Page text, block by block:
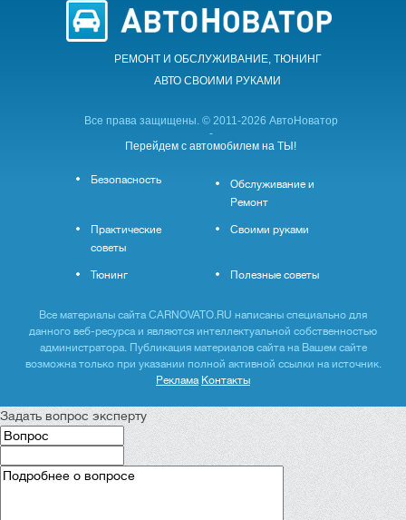
РЕМОНТ И ОБСЛУЖИВАНИЕ, ТЮНИНГ
АВТО CВОИМИ РУКАМИ
Все права защищены. © 2011-2026 АвтоНоватор
-
Перейдем с автомобилем на ТЫ!
Безопасность
Обслуживание и
Ремонт
Практические
советы
Своими руками
Тюнинг Полезные советы
Все материалы сайта CARNOVATO.RU написаны специально для
данного веб-ресурса и являются интеллектуальной собственностью
администратора. Публикация материалов сайта на Вашем сайте
возможна только при указании полной активной ссылки на источник.
Реклама Контакты
Задать вопрос эксперту